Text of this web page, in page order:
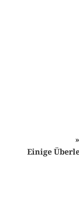
Einige